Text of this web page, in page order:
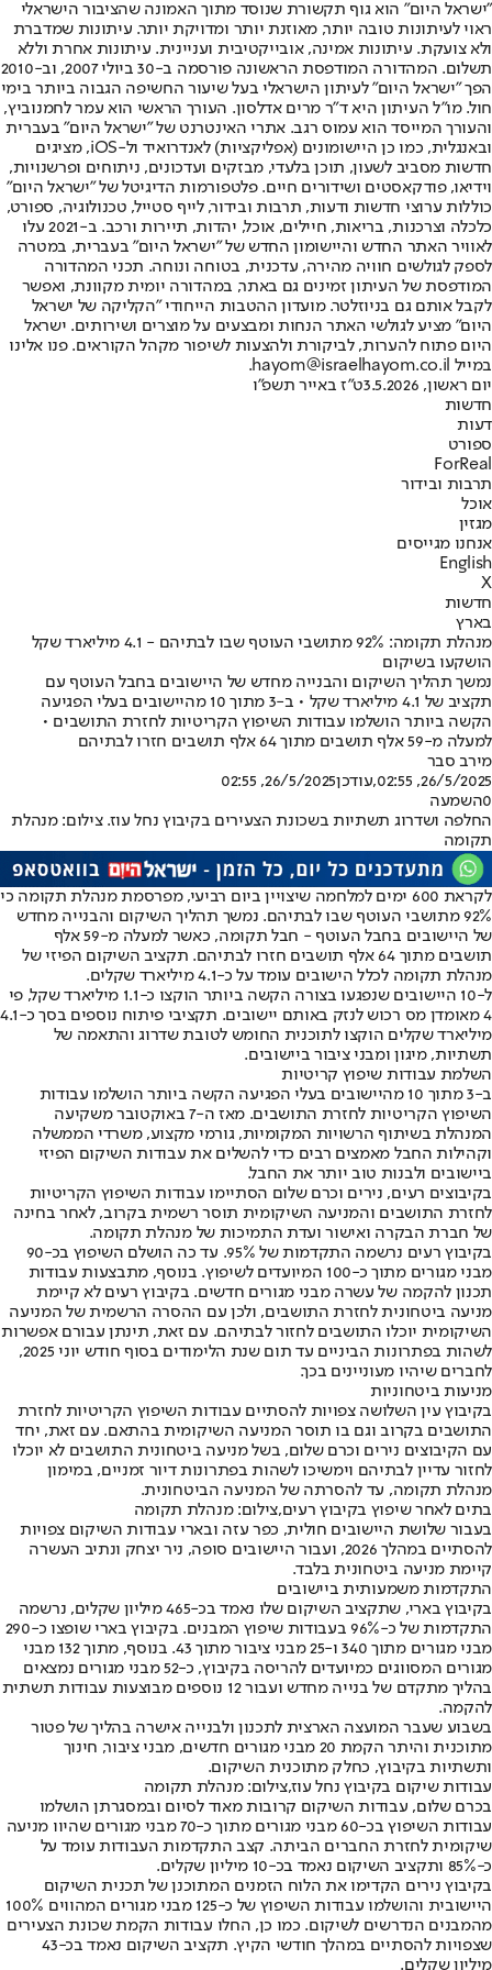
"ישראל היום" הוא גוף תקשורת שנוסד מתוך האמונה שהציבור הישראלי
ראוי לעיתונות טובה יותר, מאוזנת יותר ומדויקת יותר. עיתונות שמדברת
ולא צועקת. עיתונות אמינה, אובייקטיבית ועניינית. עיתונות אחרת וללא
תשלום. המהדורה המודפסת הראשונה פורסמה ב-30 ביולי 2007, וב-2010
הפך "ישראל היום" לעיתון הישראלי בעל שיעור החשיפה הגבוה ביותר בימי
חול. מו"ל העיתון היא ד"ר מרים אדלסון. העורך הראשי הוא עמר לחמנוביץ,
והעורך המייסד הוא עמוס רגב. אתרי האינטרנט של "ישראל היום" בעברית
ובאנגלית, כמו כן היישומונים (אפליקציות) לאנדרואיד ול-iOS, מציגים
חדשות מסביב לשעון, תוכן בלעדי, מבזקים ועדכונים, ניתוחים ופרשנויות,
וידיאו, פודקאסטים ושידורים חיים. פלטפורמות הדיגיטל של "ישראל היום"
כוללות ערוצי חדשות ודעות, תרבות ובידור, לייף סטייל, טכנולוגיה, ספורט,
כלכלה וצרכנות, בריאות, חיילים, אוכל, יהדות, תיירות ורכב. ב-2021 עלו
לאוויר האתר החדש והיישומון החדש של "ישראל היום" בעברית, במטרה
לספק לגולשים חוויה מהירה, עדכנית, בטוחה ונוחה. תכני המהדורה
המודפסת של העיתון זמינים גם באתר, במהדורה יומית מקוונת, ואפשר
לקבל אותם גם בניוזלטר. מועדון ההטבות הייחודי "הקליקה של ישראל
היום" מציע לגולשי האתר הנחות ומבצעים על מוצרים ושירותים. ישראל
היום פתוח להערות, לביקורת ולהצעות לשיפור מקהל הקוראים. פנו אלינו
במייל hayom@israelhayom.co.il.
יום ראשון, 3.5.2026
ט"ז באייר תשפ"ו
חדשות
דעות
ספורט
ForReal
תרבות ובידור
אוכל
מגזין
אנחנו מגייסים
English
X
חדשות
בארץ
מנהלת תקומה: 92% מתושבי העוטף שבו לבתיהם - 4.1 מיליארד שקל
הושקעו בשיקום
נמשך תהליך השיקום והבנייה מחדש של היישובים בחבל העוטף עם
תקציב של 4.1 מיליארד שקל • ב-3 מתוך 10 מהיישובים בעלי הפגיעה
הקשה ביותר הושלמו עבודות השיפוץ הקריטיות לחזרת התושבים •
למעלה מ-59 אלף תושבים מתוך 64 אלף תושבים חזרו לבתיהם
מירב סבר
26/5/2025, 02:55
,עודכן26/5/2025, 02:55
0השמעה
החלפה ושדרוג תשתיות בשכונת הצעירים בקיבוץ נחל עוז. צילום: מנהלת
תקומה
לקראת 600 ימים למלחמה שיצויין ביום רביעי, מפרסמת מנהלת תקומה כי
92% מתושבי העוטף שבו לבתיהם. נמשך תהליך השיקום והבנייה מחדש
של היישובים בחבל העוטף - חבל תקומה, כאשר למעלה מ-59 אלף
תושבים מתוך 64 אלף תושבים חזרו לבתיהם. תקציב השיקום הפיזי של
מנהלת תקומה לכלל הישובים עומד על כ-4.1 מיליארד שקלים.
ל-10 היישובים שנפגעו בצורה הקשה ביותר הוקצו כ-1.1 מיליארד שקל, פי
4 מאומדן מס רכוש לנזק באותם יישובים. תקציבי פיתוח נוספים בסך כ-4.1
מיליארד שקלים הוקצו לתוכנית החומש לטובת שדרוג והתאמה של
תשתיות, מיגון ומבני ציבור ביישובים.
השלמת עבודות שיפוץ קריטיות
ב-3 מתוך 10 מהיישובים בעלי הפגיעה הקשה ביותר הושלמו עבודות
השיפוץ הקריטיות לחזרת התושבים. מאז ה-7 באוקטובר משקיעה
המנהלת בשיתוף הרשויות המקומיות, גורמי מקצוע, משרדי הממשלה
וקהילות החבל מאמצים רבים כדי להשלים את עבודות השיקום הפיזי
ביישובים ולבנות טוב יותר את החבל.
בקיבוצים רעים, נירים וכרם שלום הסתיימו עבודות השיפוץ הקריטיות
לחזרת התושבים והמניעה השיקומית תוסר רשמית בקרוב, לאחר בחינה
של חברת הבקרה ואישור ועדת התמיכות של מנהלת תקומה.
בקיבוץ רעים נרשמה התקדמות של 95%. עד כה הושלם השיפוץ בכ-90
מבני מגורים מתוך כ-100 המיועדים לשיפוץ. בנוסף, מתבצעות עבודות
תכנון להקמה של עשרה מבני מגורים חדשים. בקיבוץ רעים לא קיימת
מניעה ביטחונית לחזרת התושבים, ולכן עם ההסרה הרשמית של המניעה
השיקומית יוכלו התושבים לחזור לבתיהם. עם זאת, תינתן עבורם אפשרות
לשהות בפתרונות הביניים עד תום שנת הלימודים בסוף חודש יוני 2025,
לחברים שיהיו מעוניינים בכך.
מניעות ביטחוניות
בקיבוץ עין השלושה צפויות להסתיים עבודות השיפוץ הקריטיות לחזרת
התושבים בקרוב וגם בו תוסר המניעה השיקומית בהתאם. עם זאת, יחד
עם הקיבוצים נירים וכרם שלום, בשל מניעה ביטחונית התושבים לא יוכלו
לחזור עדיין לבתיהם וימשיכו לשהות בפתרונות דיור זמניים, במימון
מנהלת תקומה, עד להסרתה של המניעה הביטחונית.
בתים לאחר שיפוץ בקיבוץ רעים,צילום: מנהלת תקומה
בעבור שלושת היישובים חולית, כפר עזה ובארי עבודות השיקום צפויות
להסתיים במהלך 2026, ועבור היישובים סופה, ניר יצחק ונתיב העשרה
קיימת מניעה ביטחונית בלבד.
התקדמות משמעותית ביישובים
בקיבוץ בארי, שתקציב השיקום שלו נאמד בכ-465 מיליון שקלים, נרשמה
התקדמות של כ-96% בעבודות שיפוץ המבנים. בקיבוץ בארי שופצו כ-290
מבני מגורים מתוך 340 ו-25 מבני ציבור מתוך 43. בנוסף, מתוך 132 מבני
מגורים המסווגים כמיועדים להריסה בקיבוץ, כ-52 מבני מגורים נמצאים
בהליך מתקדם של בנייה מחדש ועבור 12 נוספים מבוצעות עבודות תשתית
להקמה.
בשבוע שעבר המועצה הארצית לתכנון ולבנייה אישרה בהליך של פטור
מתוכנית והיתר הקמת 20 מבני מגורים חדשים, מבני ציבור, חינוך
ותשתיות בקיבוץ, כחלק מתוכנית השיקום.
עבודות שיקום בקיבוץ נחל עוז,צילום: מנהלת תקומה
בכרם שלום, עבודות השיקום קרובות מאוד לסיום ובמסגרתן הושלמו
עבודות השיפוץ בכ-60 מבני מגורים מתוך כ-70 מבני מגורים שהיוו מניעה
שיקומית לחזרת החברים הביתה. קצב התקדמות העבודות עומד על
כ-85% ותקציב השיקום נאמד בכ-10 מיליון שקלים.
בקיבוץ נירים הקדימו את הלוח הזמנים המתוכנן של תכנית השיקום
היישובית והושלמו עבודות השיפוץ של כ-125 מבני מגורים המהווים 100%
מהמבנים הנדרשים לשיקום. כמו כן, החלו עבודות הקמת שכונת הצעירים
שצפויות להסתיים במהלך חודשי הקיץ. תקציב השיקום נאמד בכ-43
מיליון שקלים.